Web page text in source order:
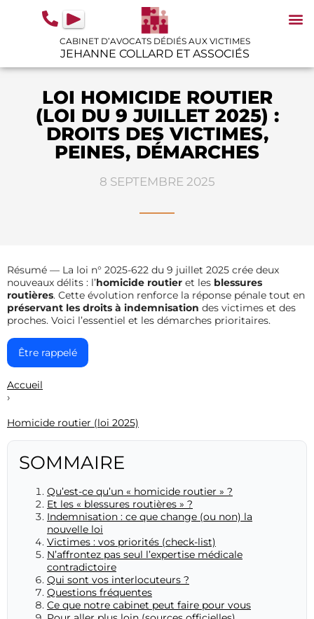
principal
CABINET D’AVOCATS DÉDIÉS AUX VICTIMES
JEHANNE COLLARD ET ASSOCIÉS
LOI HOMICIDE ROUTIER
(LOI DU 9 JUILLET 2025) :
DROITS DES VICTIMES,
PEINES, DÉMARCHES
8 SEPTEMBRE 2025
Résumé — La loi n° 2025-622 du 9 juillet 2025 crée deux
nouveaux délits : l’homicide routier et les blessures
routières. Cette évolution renforce la réponse pénale tout en
préservant les droits à indemnisation des victimes et des
proches. Voici l’essentiel et les démarches prioritaires.
Être rappelé
Accueil
›
Homicide routier (loi 2025)
SOMMAIRE
Qu’est-ce qu’un « homicide routier » ?
Et les « blessures routières » ?
Indemnisation : ce que change (ou non) la
nouvelle loi
Victimes : vos priorités (check-list)
N’affrontez pas seul l’expertise médicale
contradictoire
Qui sont vos interlocuteurs ?
Questions fréquentes
Ce que notre cabinet peut faire pour vous